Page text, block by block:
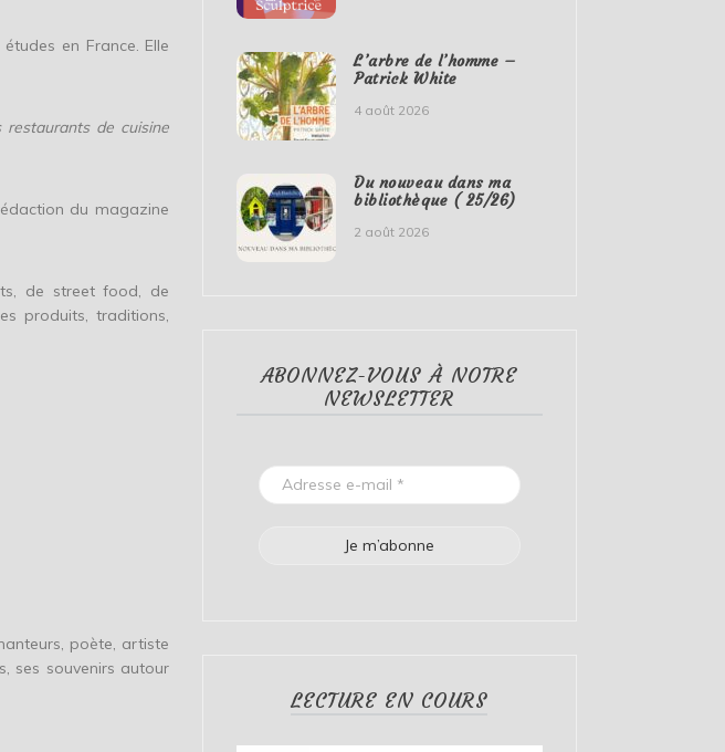
en France. Elle
de cuisine
du magazine
de street food, de
produits, traditions,
poète, artiste
ses souvenirs autour
L’arbre de l’homme –
Patrick White
4 août 2026
Du nouveau dans ma
bibliothèque ( 25/26)
2 août 2026
ABONNEZ-VOUS À NOTRE
NEWSLETTER
LECTURE EN COURS